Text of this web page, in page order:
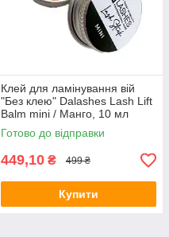
Клей для ламінування вій
"Без клею" Dalashes Lash Lift
Balm mini / Манго, 10 мл
Готово до відправки
449,10 ₴ 499 ₴
Купити